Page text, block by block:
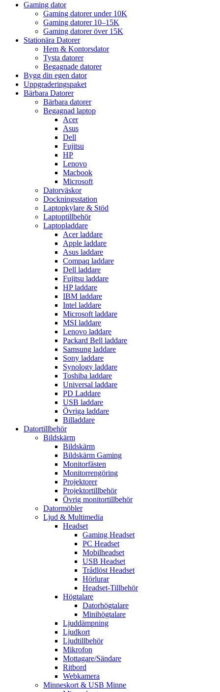
Gaming dator
Gaming datorer under 10K
Gaming datorer 10–15K
Gaming datorer över 15K
Stationära Datorer
Hem & Kontorsdator
Tysta datorer
Begagnade datorer
Bygg din egen dator
Uppgraderingspaket
Bärbara Datorer
Bärbara datorer
Begagnad laptop
Acer
Asus
Dell
Fujitsu
HP
Lenovo
Macbook
Microsoft
Datorväskor
Dockningsstation
Laptopkylare & Stöd
Laptoptillbehör
Laptopladdare
Acer laddare
Apple laddare
Asus laddare
Compaq laddare
Dell laddare
Fujitsu laddare
HP laddare
IBM laddare
Intel laddare
Microsoft laddare
MSI laddare
Lenovo laddare
Packard Bell laddare
Samsung laddare
Sony laddare
Synology laddare
Toshiba laddare
Universal laddare
PD Laddare
USB laddare
Övriga laddare
Billaddare
Datortillbehör
Bildskärm
Bildskärm
Bildskärm Gaming
Monitorfästen
Monitorrengöring
Projektorer
Projektortillbehör
Övrig monitortillbehör
Datormöbler
Ljud & Multimedia
Headset
Gaming Headset
PC Headset
Mobilheadset
USB Headset
Trådlöst Headset
Hörlurar
Headset-Tillbehör
Högtalare
Datorhögtalare
Minihögtalare
Ljuddämpning
Ljudkort
Ljudtillbehör
Mikrofon
Mottagare/Sändare
Ritbord
Webkamera
Minneskort & USB Minne